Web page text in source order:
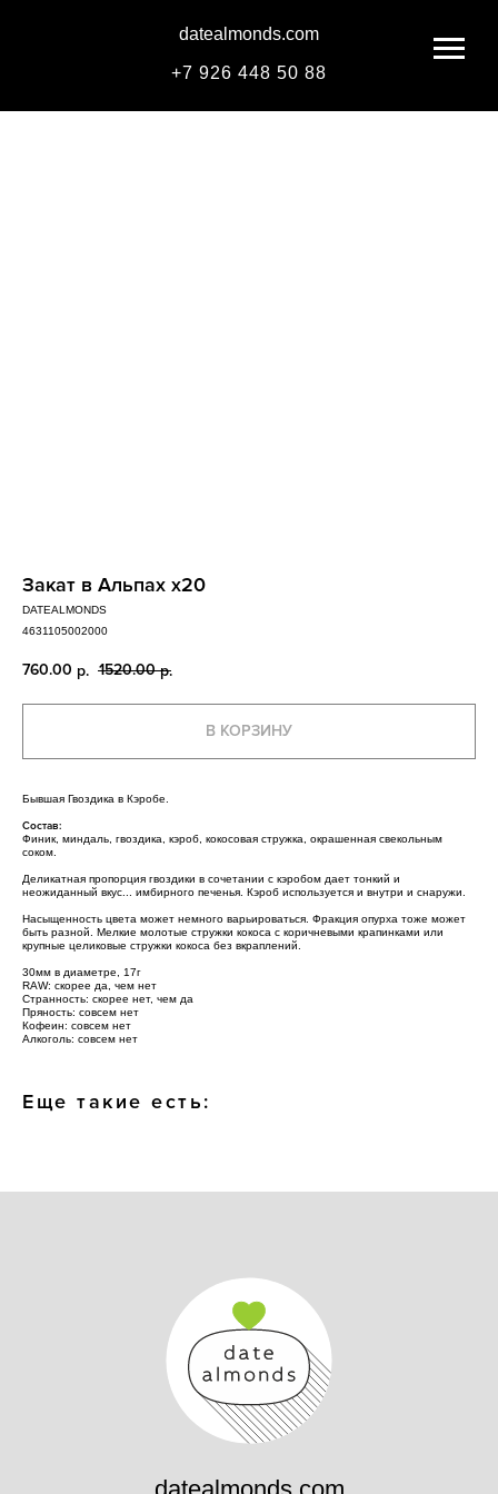
datealmonds.com
+7 926 448 50 88
Закат в Альпах х20
DATEALMONDS
4631105002000
760.00 р. 1520.00 р.
В КОРЗИНУ
Бывшая Гвоздика в Кэробе.
Состав:
Финик, миндаль, гвоздика, кэроб, кокосовая стружка, окрашенная свекольным
соком.
Деликатная пропорция гвоздики в сочетании с кэробом дает тонкий и
неожиданный вкус... имбирного печенья. Кэроб используется и внутри и снаружи.
Насыщенность цвета может немного варьироваться. Фракция опурха тоже может
быть разной. Мелкие молотые стружки кокоса с коричневыми крапинками или
крупные целиковые стружки кокоса без вкраплений.
30мм в диаметре, 17г
RAW: скорее да, чем нет
Странность: скорее нет, чем да
Пряность: совсем нет
Кофеин: совсем нет
Алкоголь: совсем нет
Еще такие есть: